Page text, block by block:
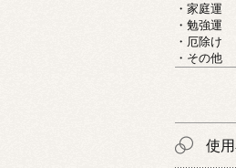
・家庭運
・勉強運
・厄除け
・その他
使